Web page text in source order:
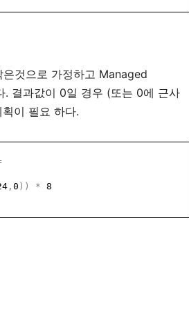
은것으로 가정하고 Managed
. 결과값이 0일 경우 (또는 0에
근사
이 필요 하다.
,0 )) * 8